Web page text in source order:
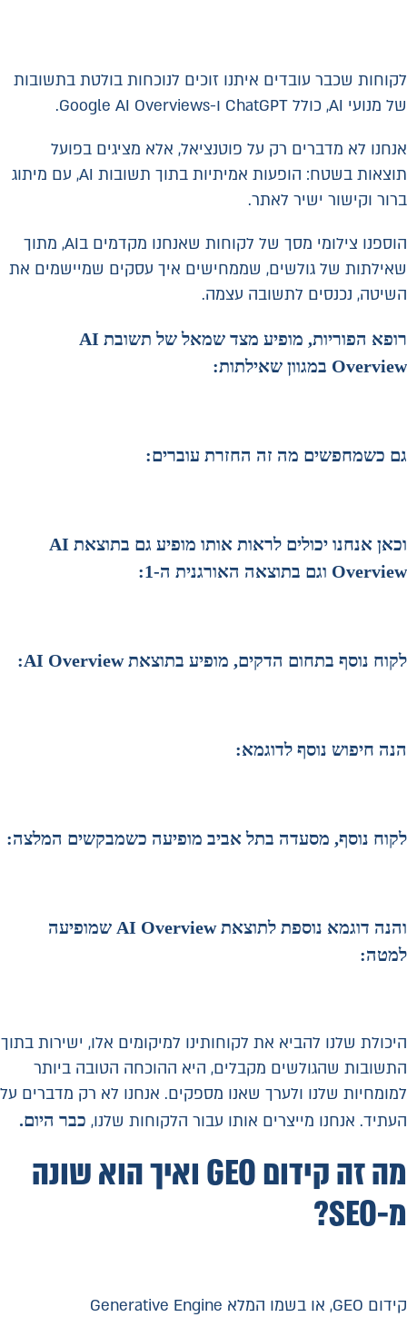
לקוחות שכבר עובדים איתנו זוכים לנוכחות בולטת בתשובות
של מנועי AI, כולל ChatGPT ו-Google AI Overviews.
אנחנו לא מדברים רק על פוטנציאל, אלא מציגים בפועל
תוצאות בשטח: הופעות אמיתיות בתוך תשובות AI, עם מיתוג
ברור וקישור ישיר לאתר.
הוספנו צילומי מסך של לקוחות שאנחנו מקדמים בAI, מתוך
שאילתות של גולשים, שממחישים איך עסקים שמיישמים את
השיטה, נכנסים לתשובה עצמה.
רופא הפוריות, מופיע מצד שמאל של תשובת AI
Overview במגוון שאילתות:
גם כשמחפשים מה זה החזרת עוברים:
וכאן אנחנו יכולים לראות אותו מופיע גם בתוצאת AI
Overview וגם בתוצאה האורגנית ה-1:
לקוח נוסף בתחום הדקים, מופיע בתוצאת AI Overview:
הנה חיפוש נוסף לדוגמא:
לקוח נוסף, מסעדה בתל אביב מופיעה כשמבקשים המלצה:
והנה דוגמא נוספת לתוצאת AI Overview שמופיעה
למטה:
היכולת שלנו להביא את לקוחותינו למיקומים אלו, ישירות בתוך
התשובות שהגולשים מקבלים, היא ההוכחה הטובה ביותר
למומחיות שלנו ולערך שאנו מספקים. אנחנו לא רק מדברים על
העתיד. אנחנו מייצרים אותו עבור הלקוחות שלנו, כבר היום.
מה זה קידום GEO ואיך הוא שונה
מ-SEO?
קידום GEO, או בשמו המלא Generative Engine